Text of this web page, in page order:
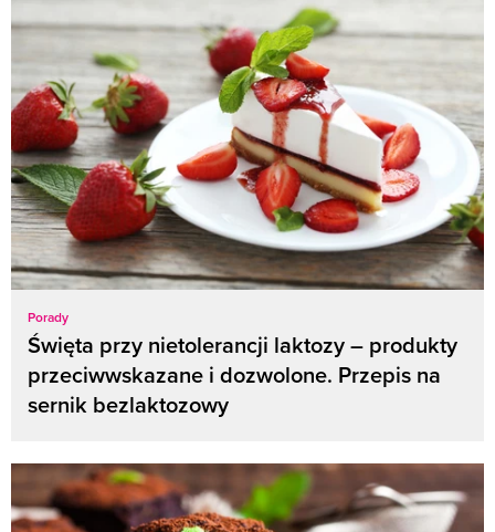
Porady
Święta przy nietolerancji laktozy – produkty
przeciwwskazane i dozwolone. Przepis na
sernik bezlaktozowy